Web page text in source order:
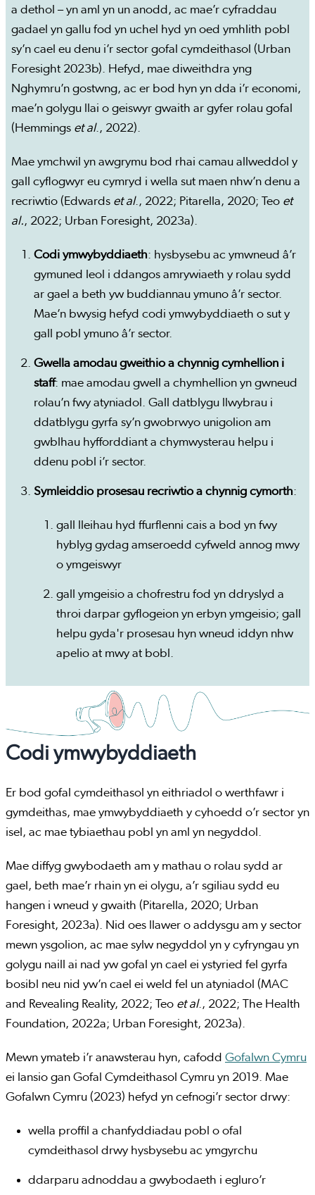
a dethol – yn aml yn un anodd, ac mae’r cyfraddau
gadael yn gallu fod yn uchel hyd yn oed ymhlith pobl
sy’n cael eu denu i’r sector gofal cymdeithasol (Urban
Foresight 2023b). Hefyd, mae diweithdra yng
Nghymru’n gostwng, ac er bod hyn yn dda i’r economi,
mae’n golygu llai o geiswyr gwaith ar gyfer rolau gofal
(Hemmings et al., 2022).
Mae ymchwil yn awgrymu bod rhai camau allweddol y
gall cyflogwyr eu cymryd i wella sut maen nhw’n denu a
recriwtio (Edwards et al., 2022; Pitarella, 2020; Teo et
al., 2022; Urban Foresight, 2023a).
Codi ymwybyddiaeth: hysbysebu ac ymwneud â’r
gymuned leol i ddangos amrywiaeth y rolau sydd
ar gael a beth yw buddiannau ymuno â’r sector.
Mae’n bwysig hefyd codi ymwybyddiaeth o sut y
gall pobl ymuno â’r sector.
Gwella amodau gweithio a chynnig cymhellion i
staff: mae amodau gwell a chymhellion yn gwneud
rolau’n fwy atyniadol. Gall datblygu llwybrau i
ddatblygu gyrfa sy’n gwobrwyo unigolion am
gwblhau hyfforddiant a chymwysterau helpu i
ddenu pobl i’r sector.
Symleiddio prosesau recriwtio a chynnig cymorth:
gall lleihau hyd ffurflenni cais a bod yn fwy
hyblyg gydag amseroedd cyfweld annog mwy
o ymgeiswyr
gall ymgeisio a chofrestru fod yn ddryslyd a
throi darpar gyflogeion yn erbyn ymgeisio; gall
helpu gyda'r prosesau hyn wneud iddyn nhw
apelio at mwy at bobl.
Codi ymwybyddiaeth
Er bod gofal cymdeithasol yn eithriadol o werthfawr i
gymdeithas, mae ymwybyddiaeth y cyhoedd o’r sector yn
isel, ac mae tybiaethau pobl yn aml yn negyddol.
Mae diffyg gwybodaeth am y mathau o rolau sydd ar
gael, beth mae’r rhain yn ei olygu, a’r sgiliau sydd eu
hangen i wneud y gwaith (Pitarella, 2020; Urban
Foresight, 2023a). Nid oes llawer o addysgu am y sector
mewn ysgolion, ac mae sylw negyddol yn y cyfryngau yn
golygu naill ai nad yw gofal yn cael ei ystyried fel gyrfa
bosibl neu nid yw’n cael ei weld fel un atyniadol (MAC
and Revealing Reality, 2022; Teo et al., 2022; The Health
Foundation, 2022a; Urban Foresight, 2023a).
Mewn ymateb i’r anawsterau hyn, cafodd Gofalwn Cymru
ei lansio gan Gofal Cymdeithasol Cymru yn 2019. Mae
Gofalwn Cymru (2023) hefyd yn cefnogi’r sector drwy:
wella proffil a chanfyddiadau pobl o ofal
cymdeithasol drwy hysbysebu ac ymgyrchu
ddarparu adnoddau a gwybodaeth i egluro’r